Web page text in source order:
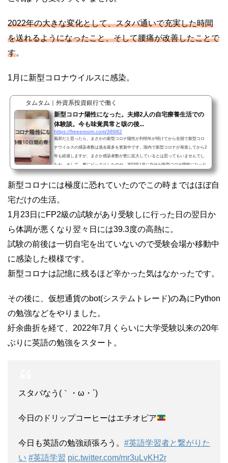
2022年の大きな変化として、スタバ通いで充実した時間
を送れるようになったこと、そして腰痛が改善したことで
す。
1月に新型コロナウイルスに感染。
タムタム｜外資系投資銀行で働く
新型コロナ陽性になった。夫婦2人の自宅療養生活での
体験談。今も味覚異常と咳の後...
https://freeeroom.com/38982
風邪だと思ったら、まさかの新型コロナ陽性が判明年が明けてから全国で新型コロ
ナウイルスの感染者数は過去最多を更新中です。国内で新型コロナが発覚してから2
年も経過しますが、まさか感染者数が更に拡大しているとは思ってもいませんでし
たね。そして、更にビックリしたのが、2022年1月に自分が新型コロナ陽性になった
ことです。新型コロナの発症日は2022/1/23。この日はFP2級受験を決意！の通り、F
P2級を受験した日です。実は体調が悪くなり始めたのが1/24です。ただ、その前日
に風邪を引いた感じがして葛根湯を飲み始めたこと、受...
新型コロナには極度に恐れていたのでこの時まではほぼ自
宅だけの生活。
1月23日にFP2級の試験があり受験しに行った日の翌日か
ら体調が悪くなり翌々日には39.3度の高熱に。
試験の前後は一切自宅を出ていないので受験会場か移動中
に感染した模様です。
新型コロナは記憶に残るほど辛かった気はなかったです。
その後に、仮想通貨のbot(システムトレード)の為にPython
の勉強などをやりました。
紆余曲折を経て、2022年7月くらいに大学受験以来の20年
ぶりに英語の勉強をスタート。
スタバなう(｀・ω・´)
今日のドリップコーヒーはエチオピア
今日も英語の勉強頑張ろう。 #英語学習者と繋がりた
い #英語学習 pic.twitter.com/mr3uLvKH2r